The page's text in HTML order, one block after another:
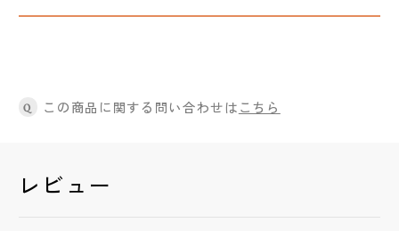
Q この商品に関する問い合わせはこちら
レビュー